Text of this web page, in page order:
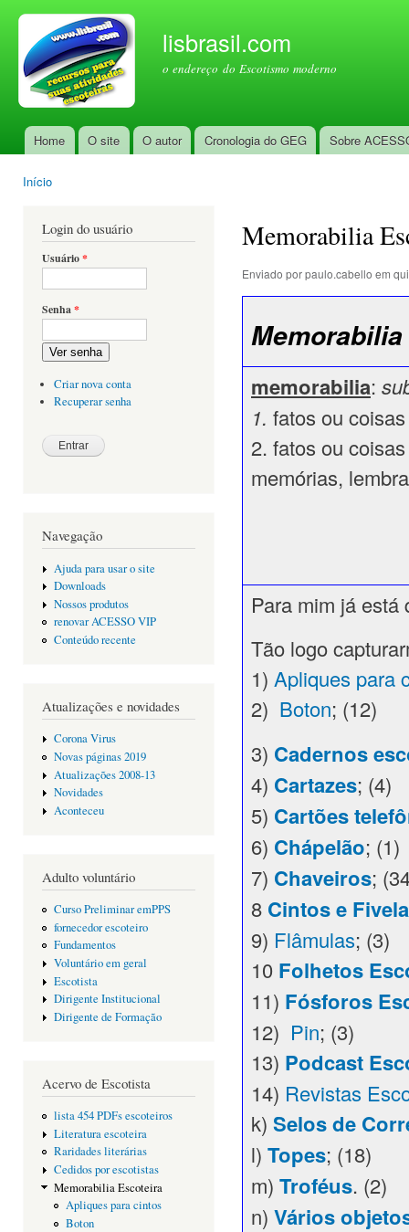
lisbrasil.com
o endereço do Escotismo moderno
Menu principal
Home O site O autor Cronologia do GEG Sobre
Início
Login do usuário
Usuário*
Senha*
Ver senha
Criar nova conta
Recuperar senha
Navegação
Ajuda para usar o site
Downloads
Nossos produtos
renovar ACESSO VIP
Conteúdo recente
Atualizações e novidades
Corona Virus
Novas páginas 2019
Atualizações 2008-13
Novidades
Aconteceu
Adulto voluntário
Curso Preliminar emPPS
fornecedor escoteiro
Fundamentos
Voluntário em geral
Escotista
Dirigente Institucional
Dirigente de Formação
Acervo de Escotista
lista 454 PDFs escoteiros
Literatura escoteira
Raridades literárias
Cedidos por escotistas
Memorabilia Escoteira
Apliques para cintos
Boton
Memorabilia
Enviado porpaulo.cabello em
memorabilia:
1. fatos ou
2. fatos ou
memórias,
Para mim já
Tão logo
1) Apliques para
2) Boton; (12)
3) Cadernos
4) Cartazes; (4)
5) Cartões
6) Chápelão; (1)
7) Chaveiros;
8 Cintos e
9) Flâmulas; (3)
10 Folhetos
11) Fósforos
12) Pin; (3)
13) Podcast
14) Revistas
k) Selos de
l) Topes; (18)
m) Troféus. (2)
n) Vários